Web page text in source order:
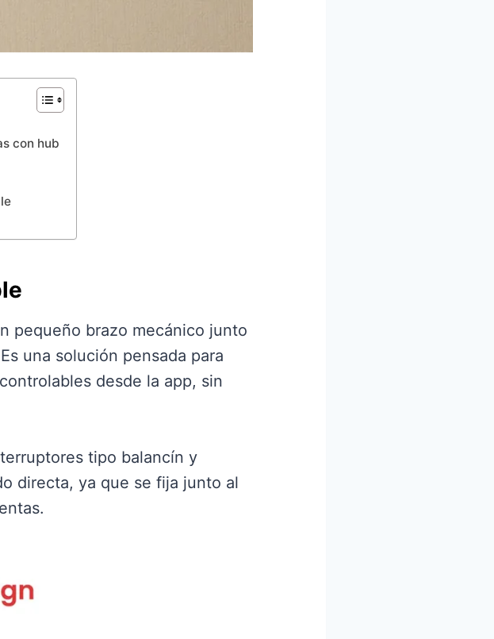
con hub
pequeño brazo mecánico junto
una solución pensada para
desde la app, sin
tipo balancín y
directa, ya que se fija junto al